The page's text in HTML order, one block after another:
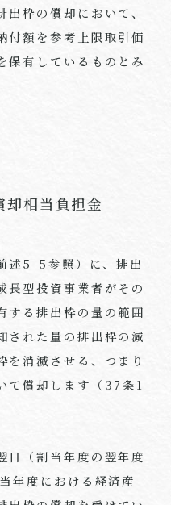
枠の償却において、
付額を参考上限取引価
保有しているものとみ
相当負担金
述5-5参照）に、排出
長型投資事業者がその
する排出枠の量の範囲
された量の排出枠の減
を消滅させる、つまり
て償却します（37条1
日（割当年度の翌年度
年度における経済産